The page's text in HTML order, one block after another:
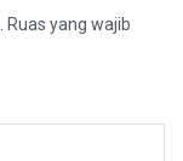
Ruas yang wajib